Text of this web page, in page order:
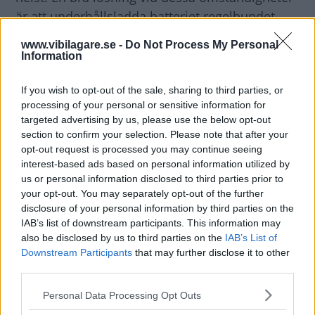
www.vibilagare.se - Do Not Process My Personal
Information
If you wish to opt-out of the sale, sharing to third parties, or
processing of your personal or sensitive information for
targeted advertising by us, please use the below opt-out
section to confirm your selection. Please note that after your
opt-out request is processed you may continue seeing
interest-based ads based on personal information utilized by
us or personal information disclosed to third parties prior to
your opt-out. You may separately opt-out of the further
disclosure of your personal information by third parties on the
IAB’s list of downstream participants. This information may
also be disclosed by us to third parties on the IAB’s List of
Downstream Participants that may further disclose it to other
Please note that this website/app uses one or more Google
Personal Data Processing Opt Outs
är att underhållsladda batteriet regelbundet.
följande sätt: Bilbatteriet är en av de delar i
års fabriksgaranti med obegränsad körsträcka.
Skulle det under denna tid uppstå ett fel på
batteriet som kan härröras till fabrikationsfel så
ersätter vi självklart kostnaden för byte till ett
nytt batteri. Så länge bilen är inom
tvåårsgränsen så lämnar vi denna ersättning
oberoende på hur många gånger batteriet gått
sönder. Dock ska felet gå att härröra till
fabrikationsfel eller motsvarande.
I detta fall så har vi gjort bedömningen att en
felkällan och inte att det var ett fabrikationsfel